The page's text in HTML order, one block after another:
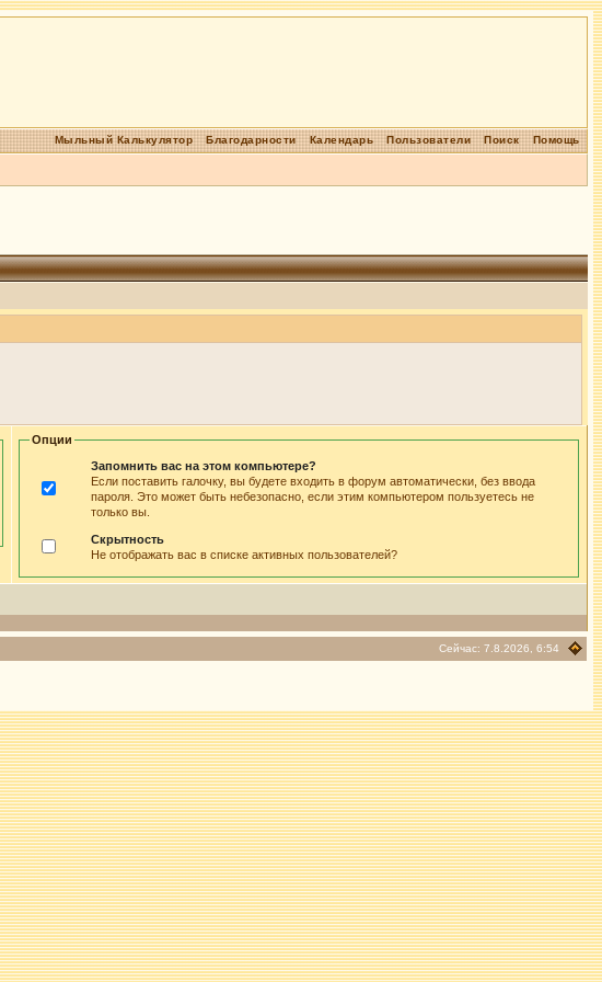
Помощь
Поиск
Пользователи
Календарь
Благодарности
Мыльный Калькулятор
Опции
Запомнить вас на этом компьютере?
Если поставить галочку, вы будете входить в форум автоматически, без ввода
пароля. Это может быть небезопасно, если этим компьютером пользуетесь не
только вы.
Скрытность
Не отображать вас в списке активных пользователей?
Сейчас: 7.8.2026, 6:54